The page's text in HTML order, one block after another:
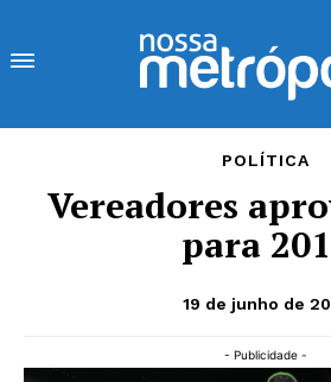
POLÍTICA
Vereadores
para
19 de junho de
- Publicidade -